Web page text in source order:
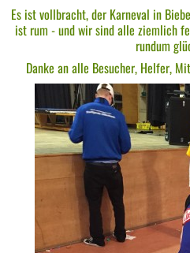
Es ist vollbracht, der Karneval in
ist rum - und wir sind alle ziemlich
rundum
Danke an alle Besucher, Helfer,